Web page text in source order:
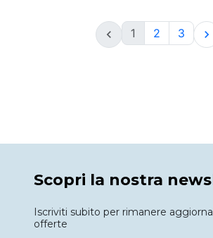
 1 2 3 
Scopri la nostra
Iscriviti subito per rimanere
offerte